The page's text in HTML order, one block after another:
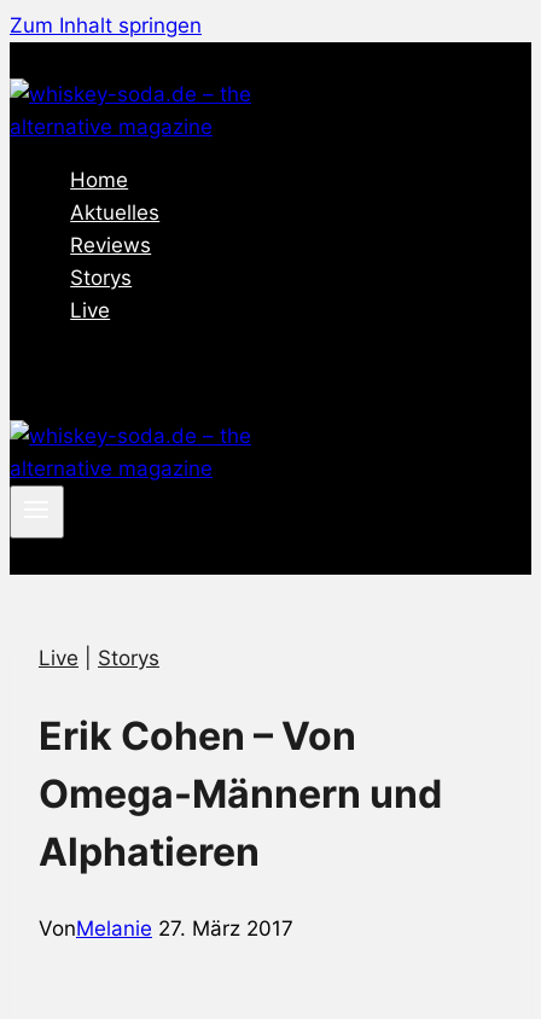
Zum Inhalt springen
Home
Aktuelles
Reviews
Storys
Live
Live Storys
Erik Cohen – Von
Omega-Männern und
Alphatieren
VonMelanie 27. März 2017